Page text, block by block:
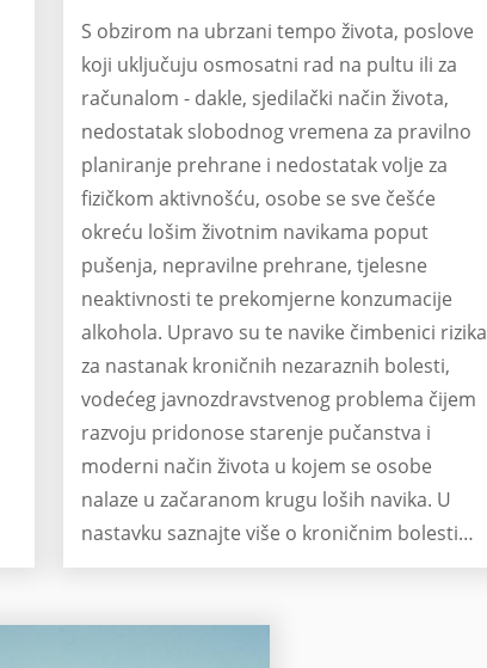
S obzirom na ubrzani tempo života, poslove
koji uključuju osmosatni rad na pultu ili za
računalom - dakle, sjedilački način života,
nedostatak slobodnog vremena za pravilno
planiranje prehrane i nedostatak volje za
fizičkom aktivnošću, osobe se sve češće
okreću lošim životnim navikama poput
pušenja, nepravilne prehrane, tjelesne
neaktivnosti te prekomjerne konzumacije
alkohola. Upravo su te navike čimbenici rizika
za nastanak kroničnih nezaraznih bolesti,
vodećeg javnozdravstvenog problema čijem
razvoju pridonose starenje pučanstva i
moderni način života u kojem se osobe
nalaze u začaranom krugu loših navika. U
nastavku saznajte više o kroničnim bolestima
te otkrijte koja je razlika između ulceroznog